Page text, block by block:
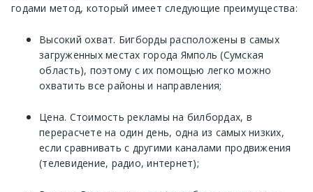
годами метод, который имеет следующие преимущества:
Высокий охват. Бигборды расположены в самых
загруженных местах города Ямполь (Сумская
область), поэтому с их помощью легко можно
охватить все районы и направления;
Цена. Стоимость рекламы на билбордах, в
перерасчете на один день, одна из самых низких,
если сравнивать с другими каналами продвижения
(телевидение, радио, интернет);